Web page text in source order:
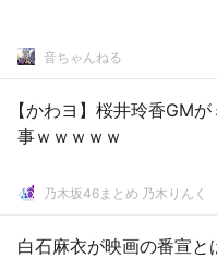
音ちゃんねる
【かわヨ】桜井玲香GM
事ｗｗｗｗｗ
乃木坂46まとめ 乃木りんく
白石麻衣が映画の番宣と